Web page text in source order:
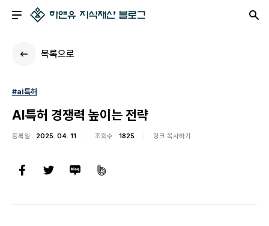
목록으로
#ai특허
AI특허 경쟁력 높이는 전략
등록일 2025. 04. 11 조회수 1825 링크 복사하기